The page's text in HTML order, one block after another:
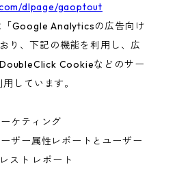
dlpage/gaoptout
「Google Analyticsの広告向け
り、下記の機能を利用し、広
Cookieなどのサー
しています。
ケティング
ザー属性レポートとユーザー
スト レポート